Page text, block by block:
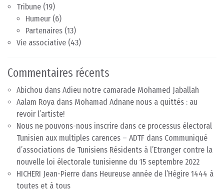
Tribune (19)
Humeur (6)
Partenaires (13)
Vie associative (43)
Commentaires récents
Abichou dans Adieu notre camarade Mohamed Jaballah
Aalam Roya dans Mohamad Adnane nous a quittés : au
revoir l’artiste!
Nous ne pouvons-nous inscrire dans ce processus électoral
Tunisien aux multiples carences – ADTF dans Communiqué
d’associations de Tunisiens Résidents à l’Etranger contre la
nouvelle loi électorale tunisienne du 15 septembre 2022
HICHERI Jean-Pierre dans Heureuse année de l’Hégire 1444 à
toutes et à tous